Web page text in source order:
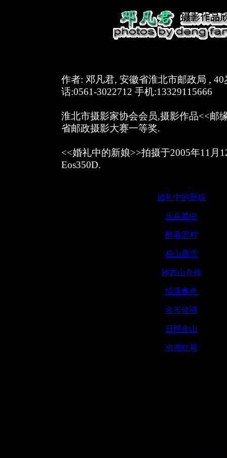
作者: 邓凡君, 安徽省淮北市邮政局 , 40
话:0561-3022712 手机:13329115666
淮北市摄影家协会会员,摄影作品<<邮
省邮政摄影大赛一等奖.
<<婚礼中的新娘>>拍摄于2005年11月
Eos350D.
婚礼中的新娘
乐在其中
醉看宏村
相山戏雪
神农山奇峰
绩溪春色
名车佳丽
日照金山
南湖红荷